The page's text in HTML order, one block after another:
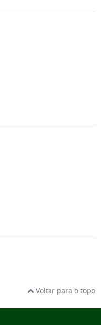
Voltar para o topo